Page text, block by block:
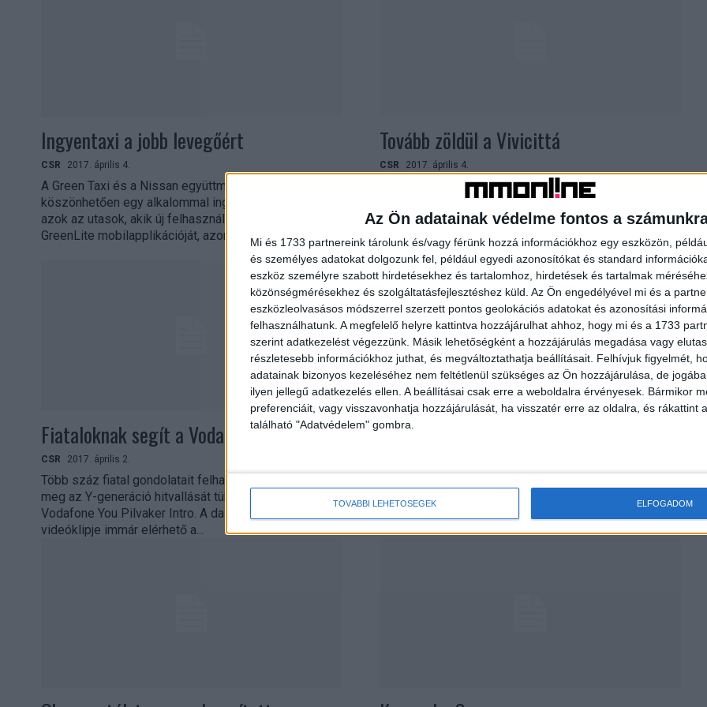
Az Ön adatainak védelme fontos a
Mi és 1733 partnereink tárolunk és/vagy férünk hozzá információkhoz egy eszközön,
és személyes adatokat dolgozunk fel, például egyedi azonosítókat és standard
eszköz személyre szabott hirdetésekhez és tartalomhoz, hirdetések és tartalmak
közönségmérésekhez és szolgáltatásfejlesztéshez küld. Az Ön engedélyével mi és a
eszközleolvasásos módszerrel szerzett pontos geolokációs adatokat és azonosítási
felhasználhatunk. A megfelelő helyre kattintva hozzájárulhat ahhoz, hogy mi és a 1733
szerint adatkezelést végezzünk. Másik lehetőségként a hozzájárulás megadása vagy
részletesebb információkhoz juthat, és megváltoztathatja beállításait. Felhívjuk figyelmét,
adatainak bizonyos kezeléséhez nem feltétlenül szükséges az Ön hozzájárulása, de
ilyen jellegű adatkezelés ellen. A beállításai csak erre a weboldalra érvényesek. Bármikor
preferenciáit, vagy visszavonhatja hozzájárulását, ha visszatér erre az oldalra, és rákattint
található "Adatvédelem" gombra.
TOVÁBBI LEHETŐSÉGEK ELFOGADOM
Ingyentaxi a jobb levegőért
CSR 2017. április 4.
A Green Taxi és a Nissan együttműködésének
köszönhetően egy alkalommal ingyenesen taxizhatnak
azok az utasok, akik új felhasználóként letöltik a
GreenLite mobilapplikációját, azon keresztül...
Tovább zöldül a Vivicittá
CSR 2017. április 4.
Minden korábbinál környezettudatosabb versenynek
ígérkezik az idei Telekom Vivicittá Városvédő Futás. A
rendezvényt szervező BSI Sport Kft. és hivatalos
ásványvíz-partnere, a Szentkirályi-Kékkúti Ásványvíz
Kft....
Fiataloknak segít a Vodafone
CSR 2017. április 2.
Több száz fiatal gondolatait felhasználva született
meg az Y-generáció hitvallását tükröző manifesztó, a
Vodafone You Pilvaker Intro. A dal, amelynek
videóklipje immár elérhető a...
Bővül a Telekom programja
csatlakozott. Az interaktív...